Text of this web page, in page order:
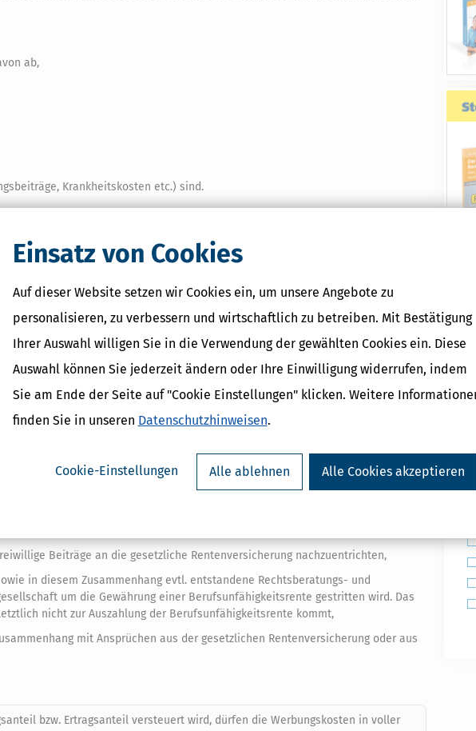
Einsatz von Cookies
Auf dieser Website setzen wir Cookies ein, um unsere Angebote zu
personalisieren, zu verbessern und wirtschaftlich zu betreiben. Mit Bestätigung
Ihrer Auswahl willigen Sie in die Verwendung der gewählten Cookies ein. Diese
Auswahl können Sie jederzeit ändern oder Ihre Einwilligung widerrufen, indem
Sie am Ende der Seite auf "Cookie Einstellungen" klicken. Weitere
finden Sie in unseren Datenschutzhinweisen.
Cookie-Einstellungen Alle ablehnen Alle Cookies akzeptieren
ab,
Krankheitskosten etc.) sind.
errechnet, der dann das ganze Leben über gilt.
zahlen, wenn sie mit ihrem zu versteuernden Einkommen über dem
Ledige bzw. 18.816 Euro für Verheiratete (2019: 9.168 Euro bzw. 18.336 Euro).
der Höhe Ihrer steuerpflichtigen Einkünfte insgesamt ab – dazu gehören nicht
auch weitere Einnahmen wie zum Beispiel Mieteinnahmen oder
Rentner!
trotzdem kann es lohnenswert sein, die Werbungskosten
einzeln
Euro ist schnell überschritten. Abziehbar sind zum Beispiel:
Beiträge an die gesetzliche Rentenversicherung nachzuentrichten,
in diesem Zusammenhang evtl. entstandene Rechtsberatungs- und
um die Gewährung einer Berufsunfähigkeitsrente gestritten wird. Das
nicht zur Auszahlung der Berufsunfähigkeitsrente kommt,
mit Ansprüchen aus der gesetzlichen Rentenversicherung oder aus
bzw. Ertragsanteil versteuert wird, dürfen die Werbungskosten in voller